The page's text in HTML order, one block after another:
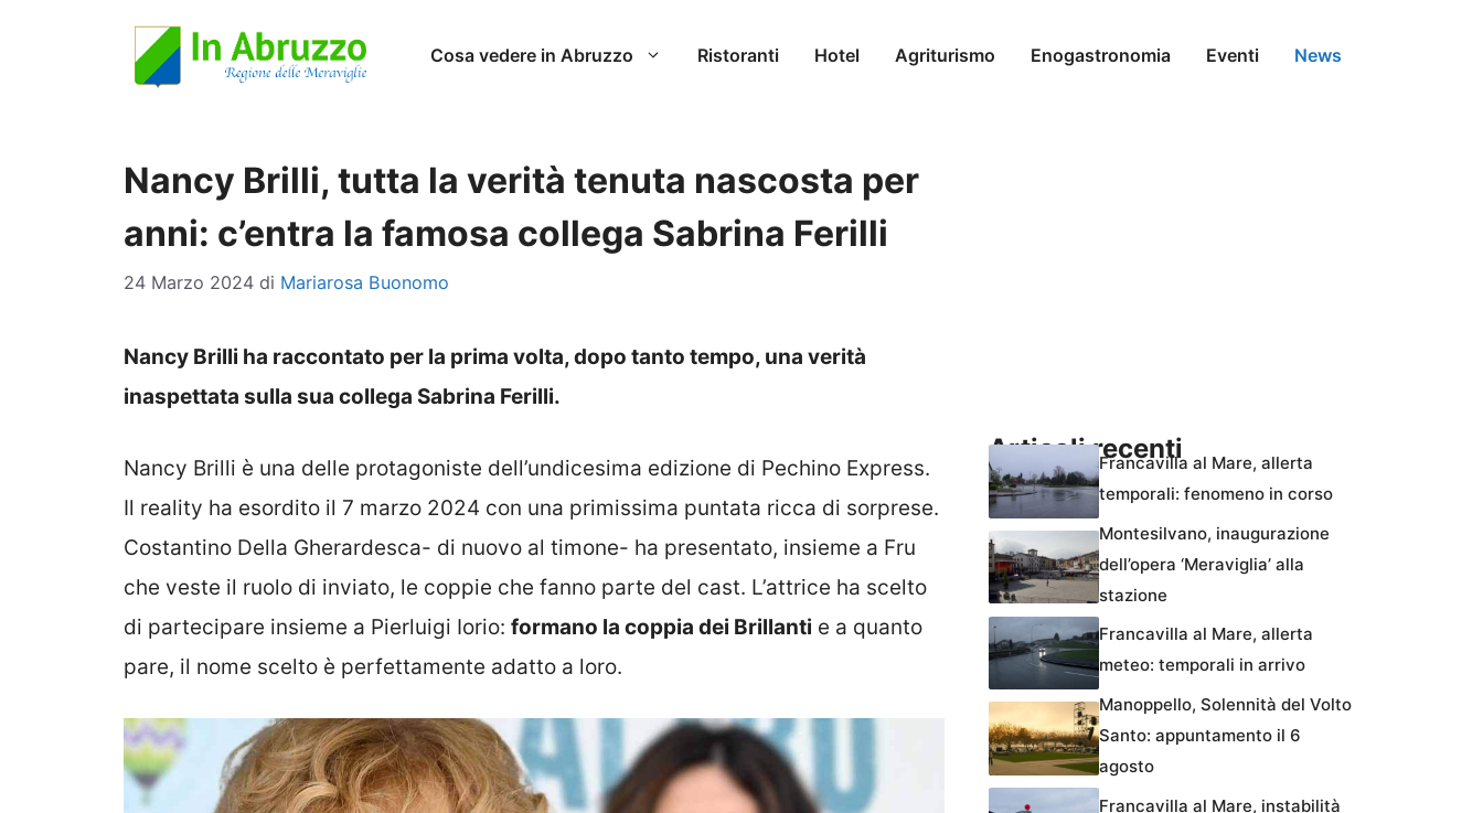
Cosa vedere in Abruzzo Ristoranti Hotel Agriturismo Enogastronomia Eventi News
Nancy Brilli, tutta la verità tenuta nascosta per
anni: c’entra la famosa collega Sabrina Ferilli
24 Marzo 2024 di Mariarosa Buonomo
Nancy Brilli ha raccontato per la prima volta, dopo tanto tempo, una verità
inaspettata sulla sua collega Sabrina Ferilli.
Nancy Brilli è una delle protagoniste dell’undicesima edizione di Pechino Express.
Il reality ha esordito il 7 marzo 2024 con una primissima puntata ricca di sorprese.
Costantino Della Gherardesca- di nuovo al timone- ha presentato, insieme a Fru
che veste il ruolo di inviato, le coppie che fanno parte del cast. L’attrice ha scelto
di partecipare insieme a Pierluigi Iorio: formano la coppia dei Brillanti e a quanto
pare, il nome scelto è perfettamente adatto a loro.
Articoli recentiFrancavilla al Mare, allerta
temporali: fenomeno in corso
Montesilvano, inaugurazione
dell’opera ‘Meraviglia’ alla
stazione
Francavilla al Mare, allerta
meteo: temporali in arrivo
Manoppello, Solennità del Volto
Santo: appuntamento il 6
agosto
Francavilla al Mare, instabilità